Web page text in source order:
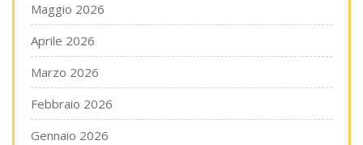
Maggio 2026
Aprile 2026
Marzo 2026
Febbraio 2026
Gennaio 2026